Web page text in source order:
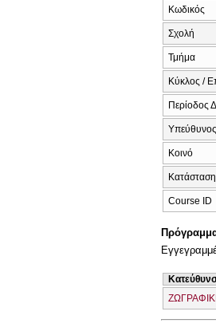
Κωδικός
Σχολή
Τμήμα
Κύκλος /
Περίοδος
Κοινό
Κατάσταση
Course ID